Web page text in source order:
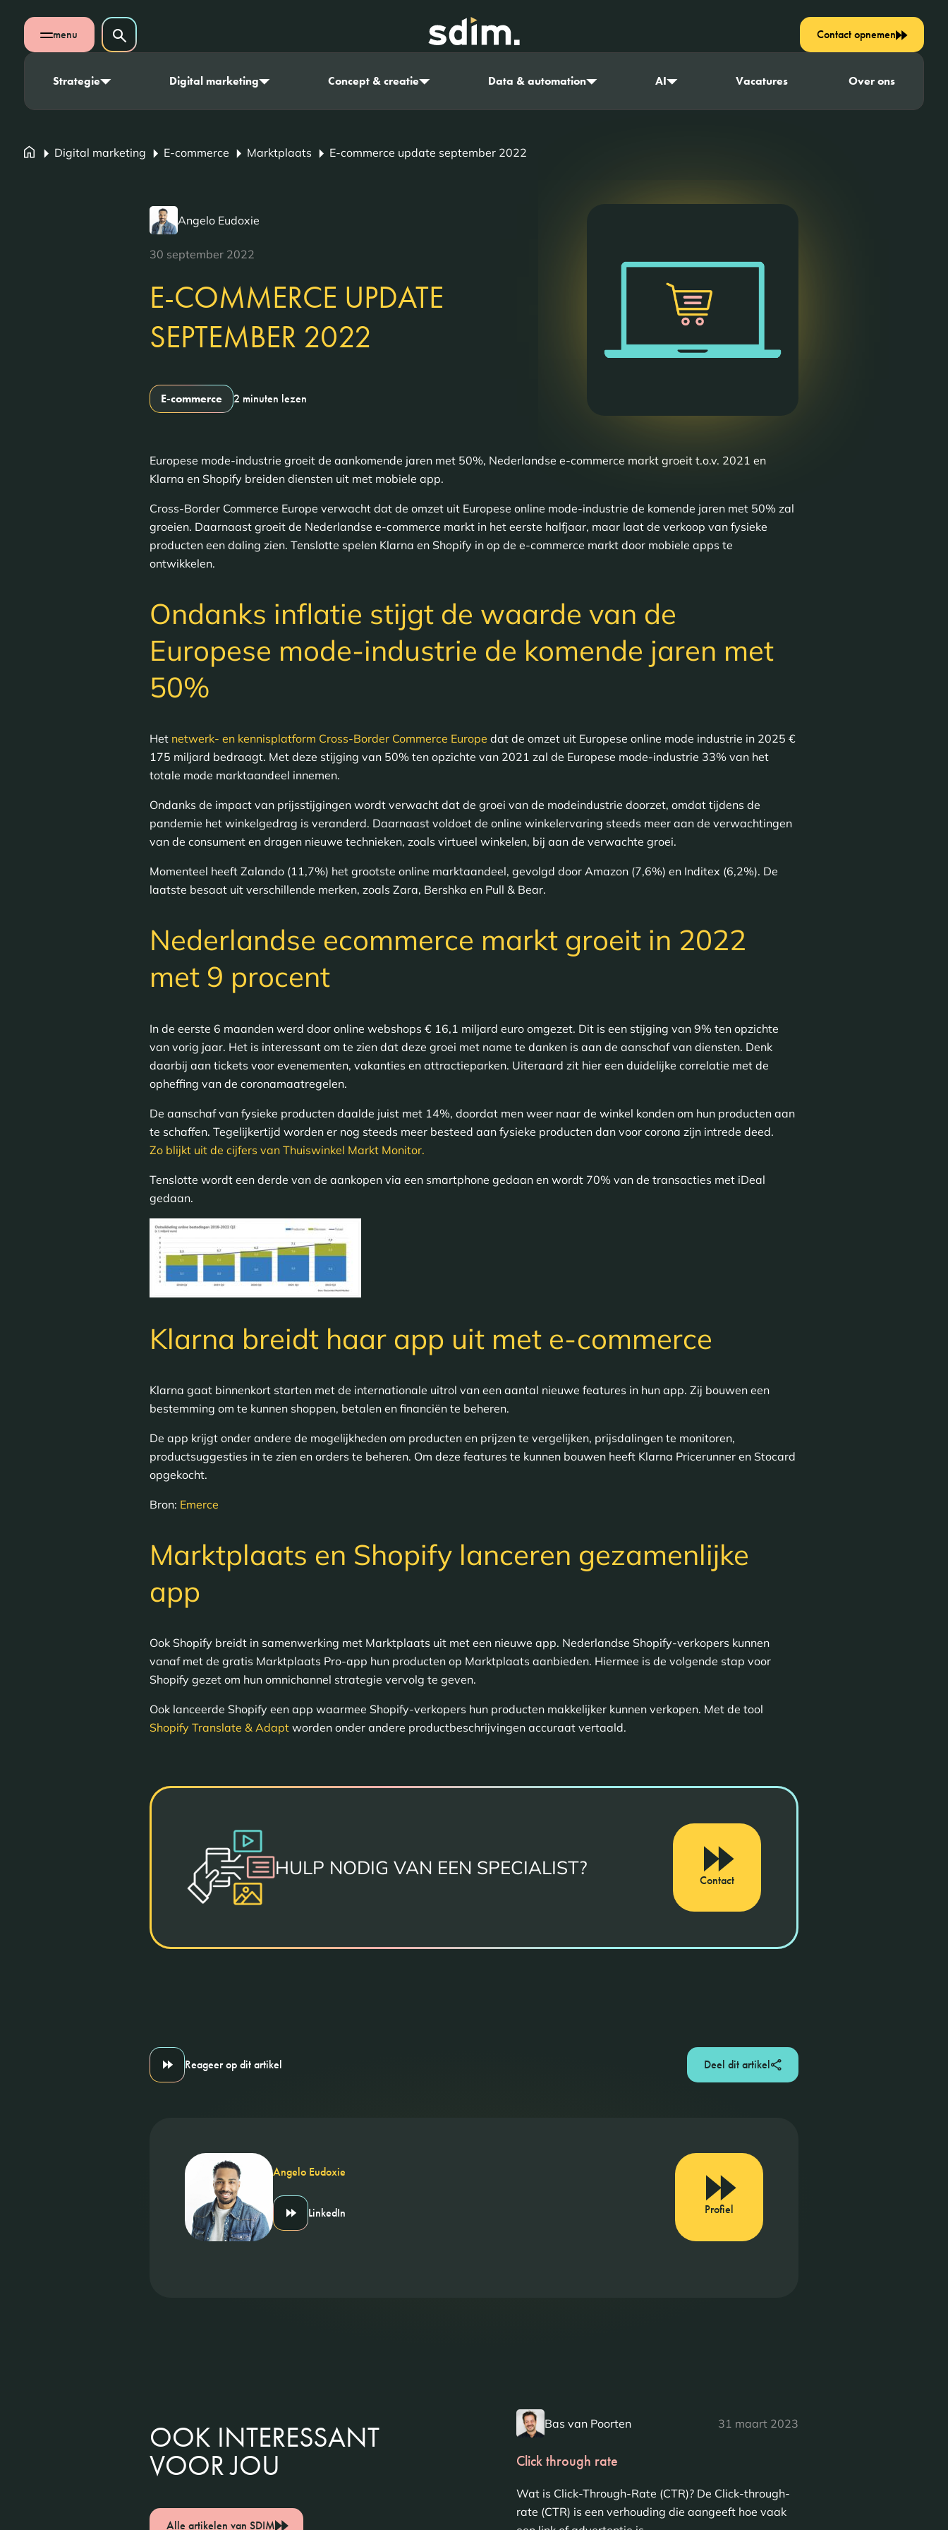
Navigatie overslaan
Open mobiel menu
menu Zoeken op website
Zoeken
Strategie Digital marketing Concept & creatie Data & automation AI Vacatures Over ons
Contact opnemen
Digital marketing E-commerce Marktplaats E-commerce update september 2022
Angelo Eudoxie
30 september 2022
E-COMMERCE UPDATE
SEPTEMBER 2022
E-commerce 2 minuten lezen
Europese mode-industrie groeit de aankomende jaren met 50%, Nederlandse e-commerce markt groeit t.o.v. 2021 en
Klarna en Shopify breiden diensten uit met mobiele app.
Cross-Border Commerce Europe verwacht dat de omzet uit Europese online mode-industrie de komende jaren met 50% zal
groeien. Daarnaast groeit de Nederlandse e-commerce markt in het eerste halfjaar, maar laat de verkoop van fysieke
producten een daling zien. Tenslotte spelen Klarna en Shopify in op de e-commerce markt door mobiele apps te
ontwikkelen.
Ondanks inflatie stijgt de waarde van de
Europese mode-industrie de komende jaren met
50%
Het netwerk- en kennisplatform Cross-Border Commerce Europe dat de omzet uit Europese online mode industrie in 2025 €
175 miljard bedraagt. Met deze stijging van 50% ten opzichte van 2021 zal de Europese mode-industrie 33% van het
totale mode marktaandeel innemen.
Ondanks de impact van prijsstijgingen wordt verwacht dat de groei van de modeindustrie doorzet, omdat tijdens de
pandemie het winkelgedrag is veranderd. Daarnaast voldoet de online winkelervaring steeds meer aan de verwachtingen
van de consument en dragen nieuwe technieken, zoals virtueel winkelen, bij aan de verwachte groei.
Momenteel heeft Zalando (11,7%) het grootste online marktaandeel, gevolgd door Amazon (7,6%) en Inditex (6,2%). De
laatste besaat uit verschillende merken, zoals Zara, Bershka en Pull & Bear.
Nederlandse ecommerce markt groeit in 2022
met 9 procent
In de eerste 6 maanden werd door online webshops € 16,1 miljard euro omgezet. Dit is een stijging van 9% ten opzichte
van vorig jaar. Het is interessant om te zien dat deze groei met name te danken is aan de aanschaf van diensten. Denk
daarbij aan tickets voor evenementen, vakanties en attractieparken. Uiteraard zit hier een duidelijke correlatie met de
opheffing van de coronamaatregelen.
De aanschaf van fysieke producten daalde juist met 14%, doordat men weer naar de winkel konden om hun producten aan
te schaffen. Tegelijkertijd worden er nog steeds meer besteed aan fysieke producten dan voor corona zijn intrede deed.
Zo blijkt uit de cijfers van Thuiswinkel Markt Monitor.
Tenslotte wordt een derde van de aankopen via een smartphone gedaan en wordt 70% van de transacties met iDeal
gedaan.
Klarna breidt haar app uit met e-commerce
Klarna gaat binnenkort starten met de internationale uitrol van een aantal nieuwe features in hun app. Zij bouwen een
bestemming om te kunnen shoppen, betalen en financiën te beheren.
De app krijgt onder andere de mogelijkheden om producten en prijzen te vergelijken, prijsdalingen te monitoren,
productsuggesties in te zien en orders te beheren. Om deze features te kunnen bouwen heeft Klarna Pricerunner en Stocard
opgekocht.
Bron: Emerce
Marktplaats en Shopify lanceren gezamenlijke
app
Ook Shopify breidt in samenwerking met Marktplaats uit met een nieuwe app. Nederlandse Shopify-verkopers kunnen
vanaf met de gratis Marktplaats Pro-app hun producten op Marktplaats aanbieden. Hiermee is de volgende stap voor
Shopify gezet om hun omnichannel strategie vervolg te geven.
Ook lanceerde Shopify een app waarmee Shopify-verkopers hun producten makkelijker kunnen verkopen. Met de tool
Shopify Translate & Adaptworden onder andere productbeschrijvingen accuraat vertaald.
HULP NODIG VAN EEN SPECIALIST?
Contact
Reageer op dit artikel Deel dit artikel
Angelo Eudoxie
LinkedIn Profiel
OOK INTERESSANT
VOOR JOU
Alle artikelen van SDIM
Bas van Poorten 31 maart 2023
Click through rate
Wat is Click-Through-Rate (CTR)? De Click-through-
rate (CTR) is een verhouding die aangeeft hoe vaak